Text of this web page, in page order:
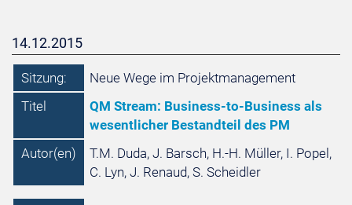
14.12.2015
Sitzung:
Neue Wege im Projektmanagement
Titel
QM Stream: Business-to-Business als
wesentlicher Bestandteil des PM
Autor(en)
T.M. Duda, J. Barsch, H.-H. Müller, I. Popel,
C. Lyn, J. Renaud, S. Scheidler